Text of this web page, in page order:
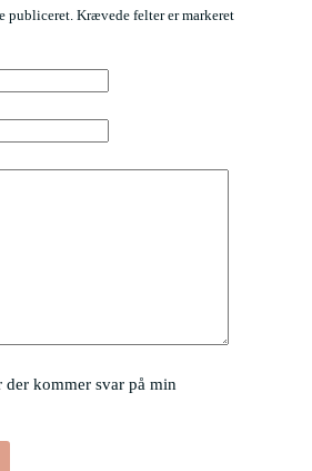
publiceret. Krævede felter er markeret
der kommer svar på min